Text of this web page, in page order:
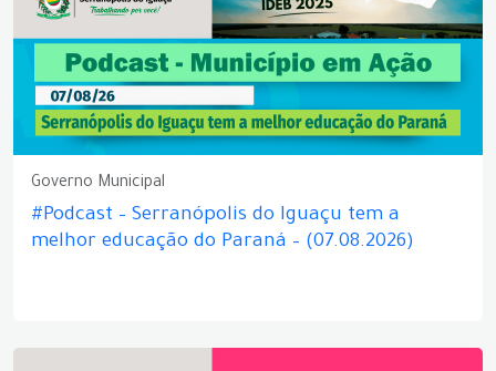
Governo Municipal
#Podcast – Serranópolis do Iguaçu tem a
melhor educação do Paraná – (07.08.2026)